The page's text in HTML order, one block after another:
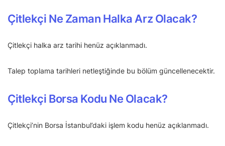
Çitlekçi Ne Zaman Halka Arz Olacak?
Çitlekçi halka arz tarihi henüz açıklanmadı.
Talep toplama tarihleri netleştiğinde bu bölüm güncellenecektir.
Çitlekçi Borsa Kodu Ne Olacak?
Çitlekçi’nin Borsa İstanbul’daki işlem kodu henüz açıklanmadı.